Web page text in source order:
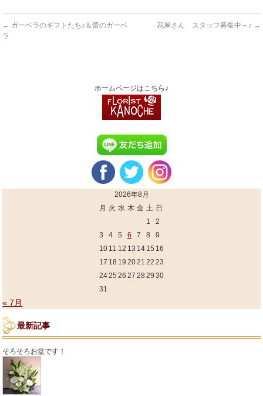
← ガーベラのギフトたち♪＆蕾のガーベ
ラ
花屋さん スタッフ募集中～♪ →
ホームページはこちら♪
2026年8月
月 火 水 木 金 土 日
1
2
3
4 5 6 7 8
9
10 11 12 13 14 15 16
17 18 19 2021 22 23
2425 26 27 28 29 30
31
« 7月
最新記事
そろそろお盆です！